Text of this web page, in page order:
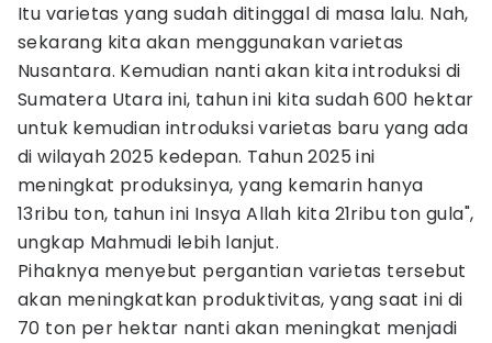
Itu varietas yang sudah ditinggal di masa lalu. Nah,
sekarang kita akan menggunakan varietas
Nusantara. Kemudian nanti akan kita introduksi di
Sumatera Utara ini, tahun ini kita sudah 600 hektar
untuk kemudian introduksi varietas baru yang ada
di wilayah 2025 kedepan. Tahun 2025 ini
meningkat produksinya, yang kemarin hanya
13ribu ton, tahun ini Insya Allah kita 21ribu ton gula",
ungkap Mahmudi lebih lanjut.
Pihaknya menyebut pergantian varietas tersebut
akan meningkatkan produktivitas, yang saat ini di
70 ton per hektar nanti akan meningkat menjadi